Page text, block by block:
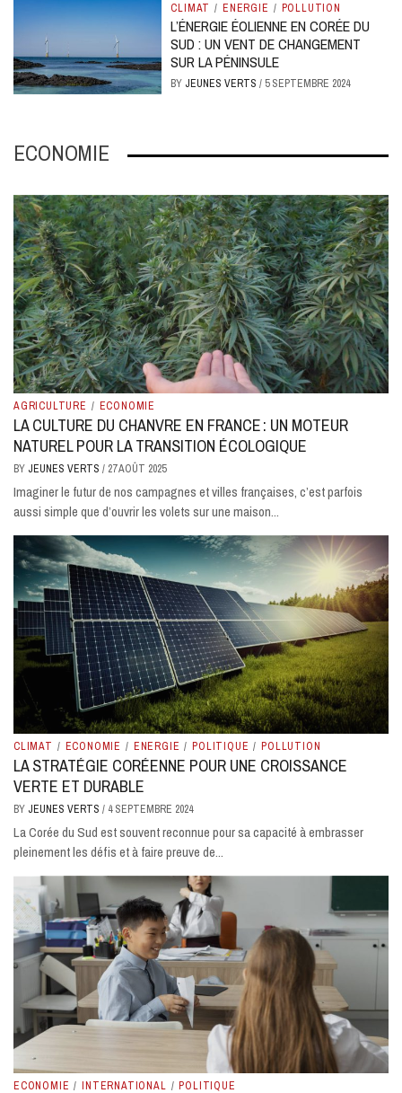
CLIMAT / ENERGIE / POLLUTION
L’ÉNERGIE ÉOLIENNE EN CORÉE DU
SUD : UN VENT DE CHANGEMENT
SUR LA PÉNINSULE
BY JEUNES VERTS/ 5 SEPTEMBRE 2024
ECONOMIE
AGRICULTURE / ECONOMIE
LA CULTURE DU CHANVRE EN FRANCE : UN MOTEUR
NATUREL POUR LA TRANSITION ÉCOLOGIQUE
BY JEUNES VERTS / 27 AOÛT 2025
Imaginer le futur de nos campagnes et villes françaises, c’est parfois
aussi simple que d’ouvrir les volets sur une maison...
CLIMAT / ECONOMIE / ENERGIE / POLITIQUE / POLLUTION
LA STRATÉGIE CORÉENNE POUR UNE CROISSANCE
VERTE ET DURABLE
BY JEUNES VERTS / 4 SEPTEMBRE 2024
La Corée du Sud est souvent reconnue pour sa capacité à embrasser
pleinement les défis et à faire preuve de...
ECONOMIE / INTERNATIONAL / POLITIQUE